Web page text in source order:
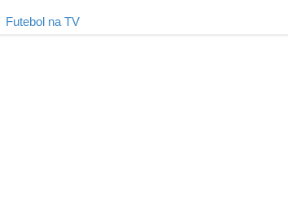
Futebol na TV